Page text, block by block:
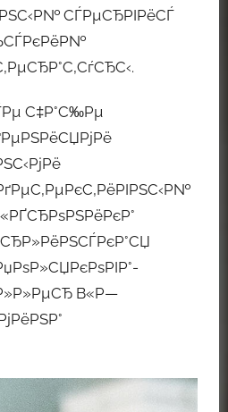
СЃРµСЂРІРёСЃ
С‡Р°С‰Рµ
В«Р—